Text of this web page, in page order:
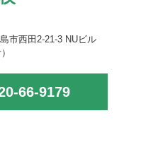
市西田2-21-3 NUビル
66-9179